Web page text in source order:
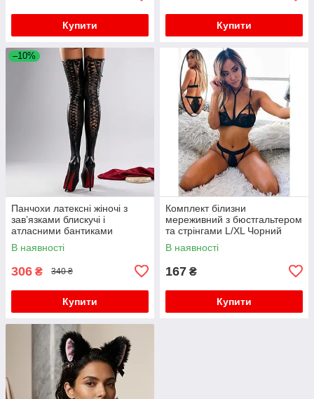
Купити Купити
–10%
Панчохи латексні жіночі з
зав’язками блискучі і
атласними бантиками
S/M/L/XL (2,3,4) Чорні
В наявності
306 ₴ 340 ₴
Купити
Комплект білизни
мереживний з бюстгальтером
та стрінгами L/XL Чорний
В наявності
167 ₴
Купити